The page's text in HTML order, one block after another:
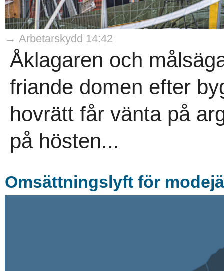
→ Arbetarskydd 14:42
Åklagaren och
friande domen efter
hovrätt får vänta på
på hösten...
Omsättningslyft för